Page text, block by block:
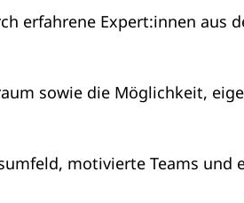
erfahrene Expert:innen aus
sowie die Möglichkeit,
motivierte Teams und